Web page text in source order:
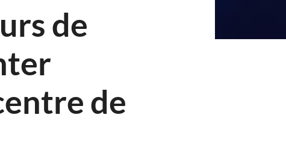
de
de